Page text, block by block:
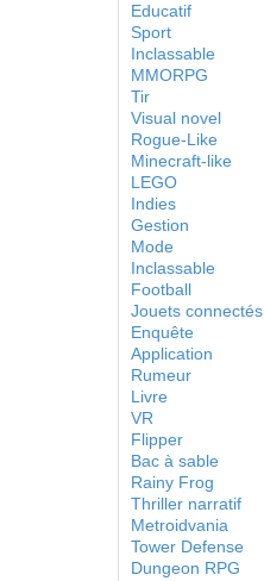
Educatif
Sport
Inclassable
MMORPG
Tir
Visual novel
Rogue-Like
Minecraft-like
LEGO
Indies
Gestion
Mode
Inclassable
Football
Jouets connectés
Enquête
Application
Rumeur
Livre
VR
Flipper
Bac à sable
Rainy Frog
Thriller narratif
Metroidvania
Tower Defense
Dungeon RPG